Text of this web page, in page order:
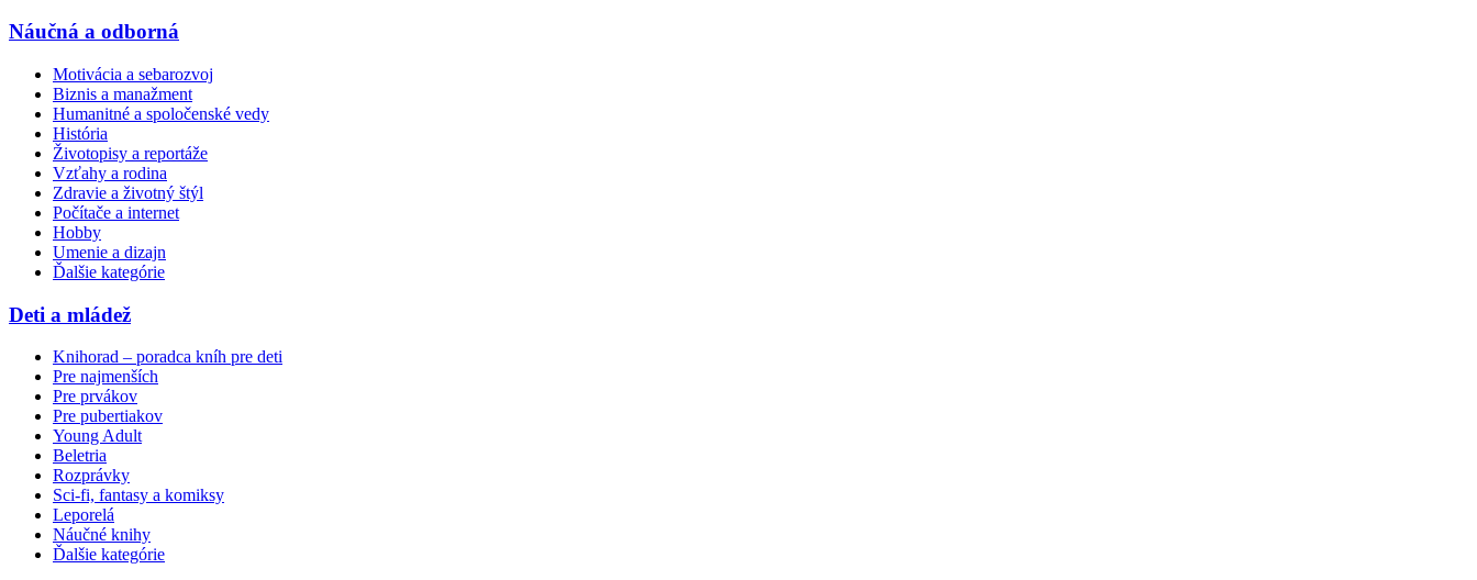
Náučná a odborná
Motivácia a sebarozvoj
Biznis a manažment
Humanitné a spoločenské vedy
História
Životopisy a reportáže
Vzťahy a rodina
Zdravie a životný štýl
Počítače a internet
Hobby
Umenie a dizajn
Ďalšie kategórie
Deti a mládež
Knihorad – poradca kníh pre deti
Pre najmenších
Pre prvákov
Pre pubertiakov
Young Adult
Beletria
Rozprávky
Sci-fi, fantasy a komiksy
Leporelá
Náučné knihy
Ďalšie kategórie